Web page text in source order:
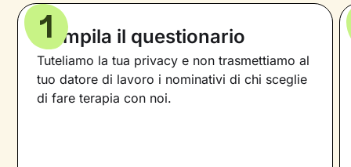
Compila il questionario
Tuteliamo la tua privacy e non trasmettiamo al
tuo datore di lavoro i nominativi di chi sceglie
di fare terapia con noi.
1